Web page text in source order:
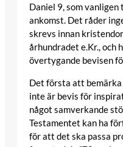
Daniel 9, som vanligen
ankomst. Det råder
skrevs innan
århundradet e.Kr., och
övertygande bevisen
Det första att
inte är bevis för
något samverkande
Testamentet kan ha
för att det ska passa